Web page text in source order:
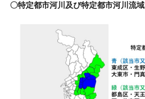
〇特定都市河川及び特定都市河川流域